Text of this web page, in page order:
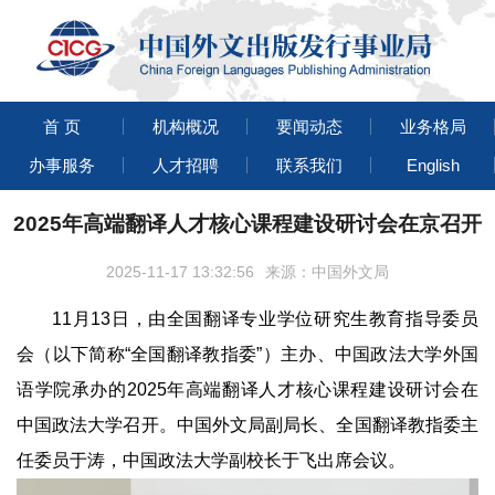
首 页 机构概况 要闻动态 业务格局
办事服务 人才招聘 联系我们 English
2025年高端翻译人才核心课程建设研讨会在京召开
2025-11-17 13:32:56 来源：中国外文局
11月13日，由全国翻译专业学位研究生教育指导委员
会（以下简称“全国翻译教指委”）主办、中国政法大学外国
语学院承办的2025年高端翻译人才核心课程建设研讨会在
中国政法大学召开。中国外文局副局长、全国翻译教指委主
任委员于涛，中国政法大学副校长于飞出席会议。